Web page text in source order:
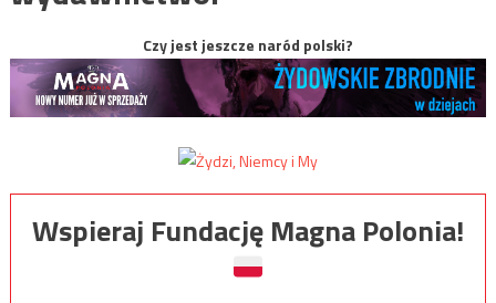
Czy jest jeszcze naród polski?
Wspieraj Fundację Magna Polonia!